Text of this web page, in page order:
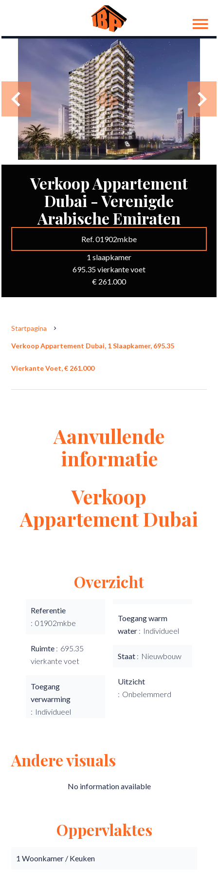
Verkoop Appartement
Dubai - Verenigde
Arabische Emiraten
Ref. 01902mkbe
1 slaapkamer
695.35 vierkante voet
€ 261.000
Startpagina
Verkoop Appartement Dubai, 1 Slaapkamer, 695.35
Vierkante Voet, € 261.000
Aanvullende
informatie
Verkoop
Appartement Dubai
Overzicht
Referentie
01902mkbe
Ruimte
695.35
vierkante voet
Toegang
verwarming
Individueel
Toegang warm
water
Individueel
Staat Nieuwbouw
Uitzicht
Onbelemmerd
Andere visuals
No information available
Oppervlaktes
1 Woonkamer / Keuken